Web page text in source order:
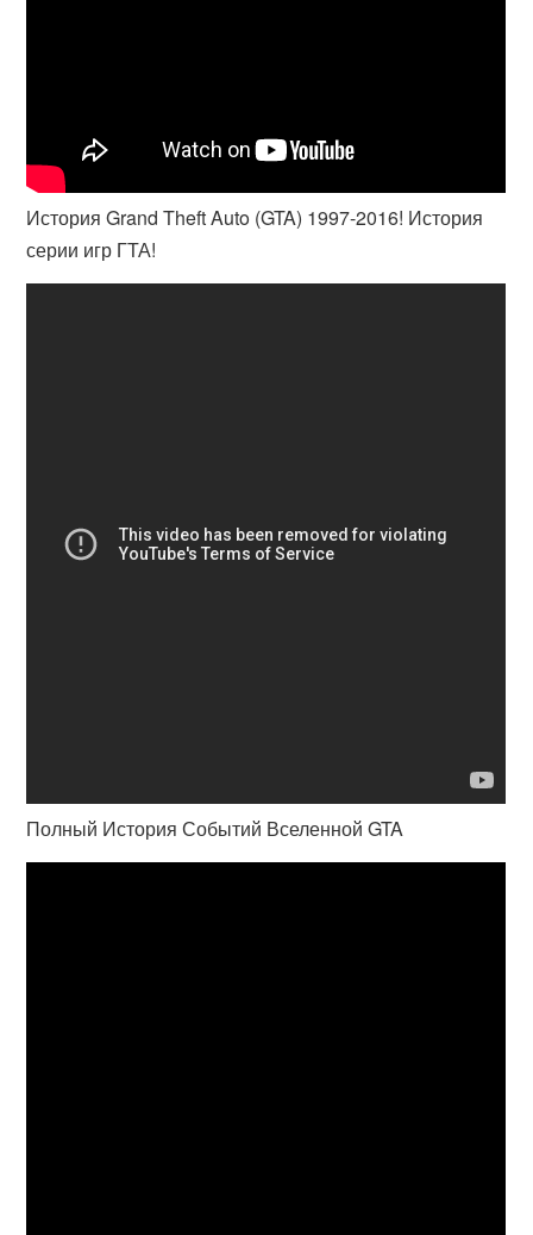
История Grand Theft Auto (GTA) 1997-2016! История
серии игр ГТА!
Полный История Событий Вселенной GTA